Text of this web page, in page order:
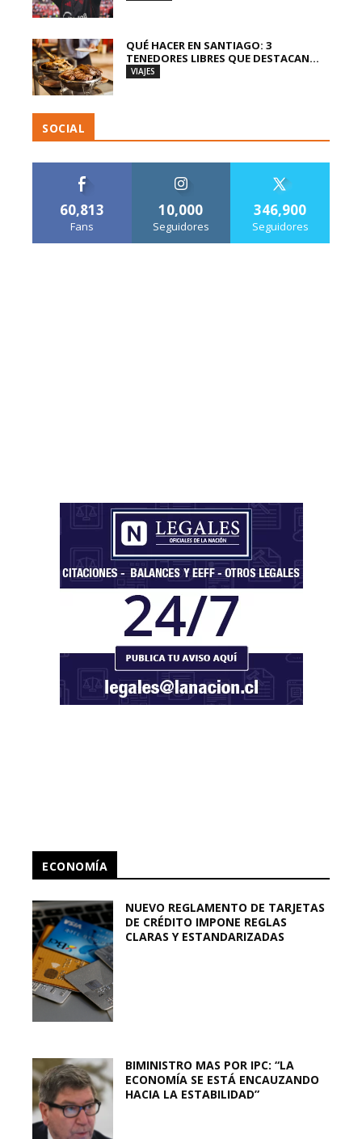
QUÉ HACER EN SANTIAGO: 3
TENEDORES LIBRES QUE DESTACAN...
VIAJES
SOCIAL
60,813
Fans
10,000
Seguidores
346,900
Seguidores
ECONOMÍA
NUEVO REGLAMENTO DE TARJETAS
DE CRÉDITO IMPONE REGLAS
CLARAS Y ESTANDARIZADAS
BIMINISTRO MAS POR IPC: “LA
ECONOMÍA SE ESTÁ ENCAUZANDO
HACIA LA ESTABILIDAD”